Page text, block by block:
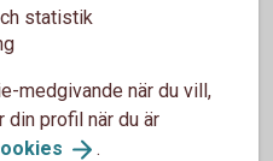
för Swish
för Swish?
statistik
medgivande när du vill,
din profil när du är
.